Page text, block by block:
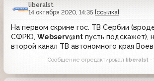
liberalst
14 октября 2020, 14:35 [ссылка]
На первом скрине гос. ТВ Сербии
СФРЮ, Webserv@nt пусть подскажет),
второй канал ТВ автономного края
Сообщение отредактировал liberalst -